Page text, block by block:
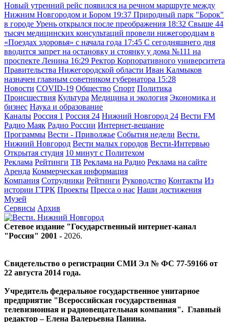
Новый утренний рейс появился на речном маршруте между
Нижним Новгородом и Бором 19:37 Природный парк "Борок"
в городе Урень открылся после преображения 18:32 Свыше 44
тысяч медицинских консультаций провели нижегородцам в
«Поездах здоровья» с начала года 17:45 С сегодняшнего дня
вводится запрет на остановку и стоянку у дома №111 на
проспекте Ленина 16:29 Ректор Корпоративного университета
Правительства Нижегородской области Иван Калмыков
назначен главным советником губернатора 15:28
Новости COVID-19 Общество Спорт Политика
Происшествия Культура Медицина и экология Экономика и
бизнес Наука и образование
Каналы Россия 1 Россия 24 Нижний Новгород 24 Вести FM
Радио Маяк Радио России Интернет-вещание
Программы Вести - Приволжье События недели Вести.
Нижний Новгород Вести малых городов Вести-Интервью
Открытая студия 10 минут с Политехом
Реклама Рейтинги ТВ Реклама на Радио Реклама на сайте
Аренда Коммерческая информация
Компания Сотрудники Рейтинги Руководство Контакты Из
истории ГТРК Проекты Пресса о нас Наши достижения
Музей
Сервисы Архив
Сетевое издание "Государственный интернет-канал
"Россия" 2001 - 2026.
Свидетельство о регистрации СМИ Эл № ФС 77-59166 от
22 августа 2014 года.
Учредитель федеральное государственное унитарное
предприятие "Всероссийская государственная
телевизионная и радиовещательная компания". Главный
редактор – Елена Валерьевна Панина.